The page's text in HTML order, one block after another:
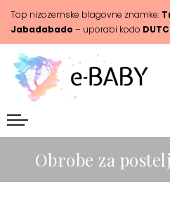
Top nizozemske blagovne znamke:
Jabadabado – uporabi kodo
Obrobe za